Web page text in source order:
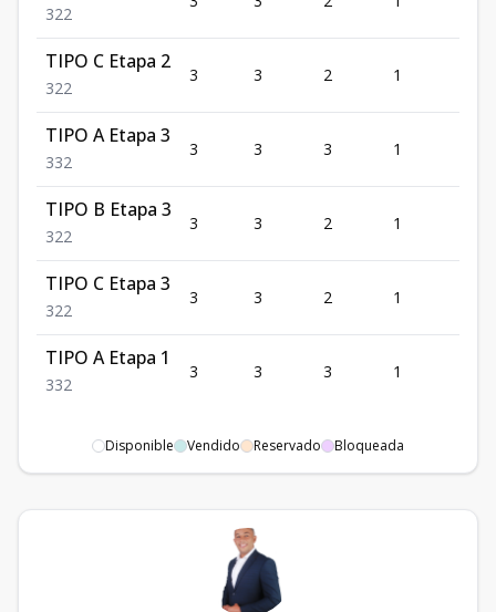
322
TIPO C Etapa 2
322
3 3 2 1
TIPO A Etapa 3
332
3 3 3 1
TIPO B Etapa 3
322
3 3 2 1
TIPO C Etapa 3
322
3 3 2 1
TIPO A Etapa 1
332
3 3 3 1
Disponible Vendido Reservado Bloqueada